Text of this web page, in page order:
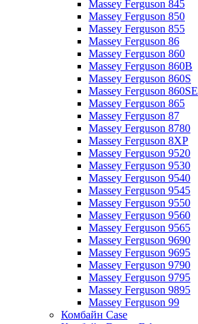
Massey Ferguson 845
Massey Ferguson 850
Massey Ferguson 855
Massey Ferguson 86
Massey Ferguson 860
Massey Ferguson 860B
Massey Ferguson 860S
Massey Ferguson 860SE
Massey Ferguson 865
Massey Ferguson 87
Massey Ferguson 8780
Massey Ferguson 8XP
Massey Ferguson 9520
Massey Ferguson 9530
Massey Ferguson 9540
Massey Ferguson 9545
Massey Ferguson 9550
Massey Ferguson 9560
Massey Ferguson 9565
Massey Ferguson 9690
Massey Ferguson 9695
Massey Ferguson 9790
Massey Ferguson 9795
Massey Ferguson 9895
Massey Ferguson 99
Комбайн Case